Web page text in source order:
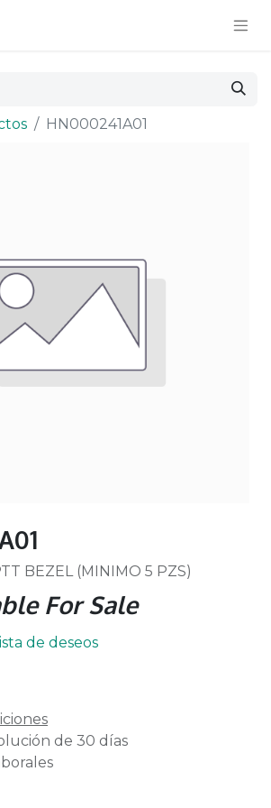
HN000241A01
BEZEL (MINIMO 5 PZS)
For Sale
de deseos
de 30 días